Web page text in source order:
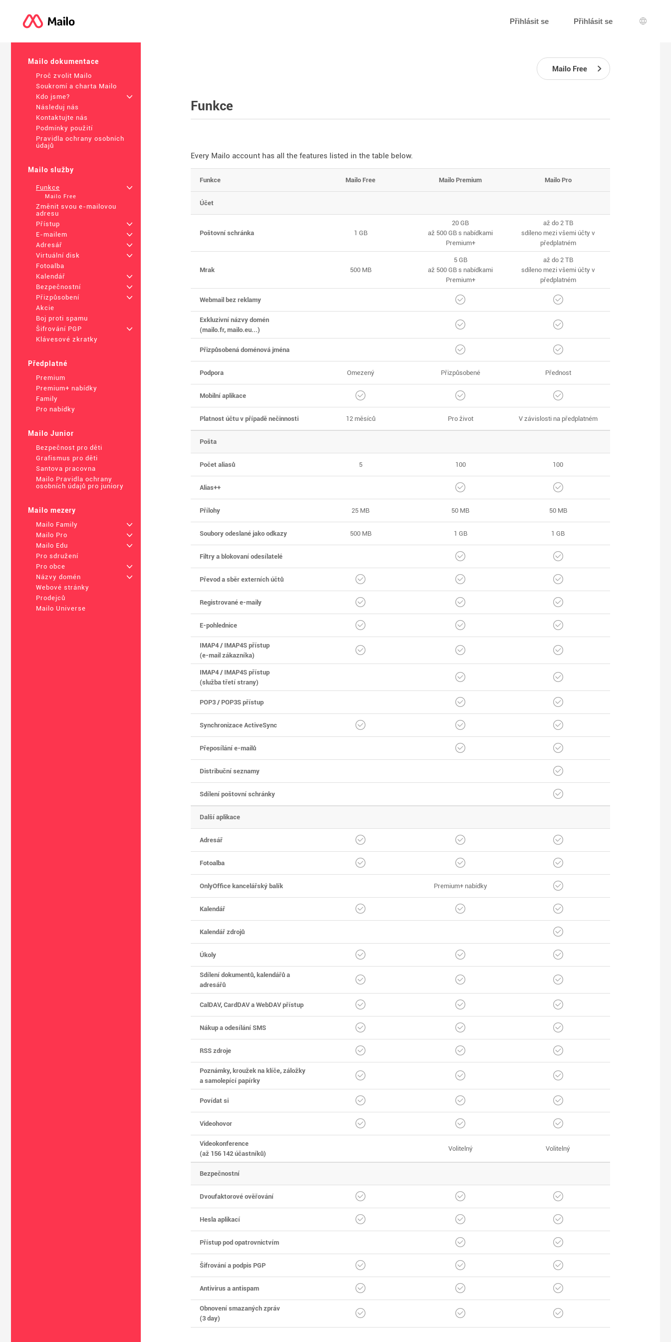
Přihlásit se Přihlásit se
Výběr
Mailo dokumentace
Proč zvolit Mailo
Soukromí a charta Mailo
Kdo jsme?
+
Následuj nás
Kontaktujte nás
Podmínky použití
Pravidla ochrany osobních
údajů
Mailo služby
Funkce +
Mailo Free
Změnit svou e-mailovou
adresu
Přístup
+
E-mailem
+
Adresář
+
Virtuální disk
+
Fotoalba
Kalendář
+
Bezpečnostní
+
Přizpůsobení
+
Akcie
Boj proti spamu
Šifrování PGP
+
Klávesové zkratky
Předplatné
Premium
Premium+ nabídky
Family
Pro nabídky
Mailo Junior
Bezpečnost pro děti
Grafismus pro děti
Santova pracovna
Mailo Pravidla ochrany
osobních údajů pro juniory
Mailo mezery
Mailo Family
+
Mailo Pro
+
Mailo Edu
+
Pro sdružení
Pro obce
+
Názvy domén
+
Webové stránky
Prodejců
Mailo Universe
Mailo Free
Funkce
Every Mailo account has all the features listed in the table below.
Funkce Mailo Free Mailo Premium Mailo Pro
Účet
Poštovní schránka 1 GB
20 GB
až 500 GB s nabídkami
Premium+
až do 2 TB
sdíleno mezi všemi účty v
předplatném
Mrak 500 MB
5 GB
až 500 GB s nabídkami
Premium+
až do 2 TB
sdíleno mezi všemi účty v
předplatném
Webmail bez reklamy
Exkluzivní názvy domén
(mailo.fr, mailo.eu...)
Přizpůsobená doménová jména
Podpora Omezený Přizpůsobené Přednost
Mobilní aplikace
Platnost účtu v případě nečinnosti 12 měsíců Pro život V závislosti na předplatném
Pošta
Počet aliasů 5 100 100
Alias++
Přílohy 25 MB 50 MB 50 MB
Soubory odeslané jako odkazy 500 MB 1 GB 1 GB
Filtry a blokovaní odesílatelé
Převod a sběr externích účtů
Registrované e-maily
E-pohlednice
IMAP4 / IMAP4S přístup
(e-mail zákazníka)
IMAP4 / IMAP4S přístup
(služba třetí strany)
POP3 / POP3S přístup
Synchronizace ActiveSync
Přeposílání e-mailů
Distribuční seznamy
Sdílení poštovní schránky
Další aplikace
Adresář
Fotoalba
OnlyOffice kancelářský balík Premium+ nabídky
Kalendář
Kalendář zdrojů
Úkoly
Sdílení dokumentů, kalendářů a
adresářů
CalDAV, CardDAV a WebDAV přístup
Nákup a odesílání SMS
RSS zdroje
Poznámky, kroužek na klíče, záložky
a samolepící papírky
Povídat si
Videohovor
Videokonference
(až 156 142 účastníků)
Volitelný Volitelný
Bezpečnostní
Dvoufaktorové ověřování
Hesla aplikací
Přístup pod opatrovnictvím
Šifrování a podpis PGP
Antivirus a antispam
Obnovení smazaných zpráv
(3 day)